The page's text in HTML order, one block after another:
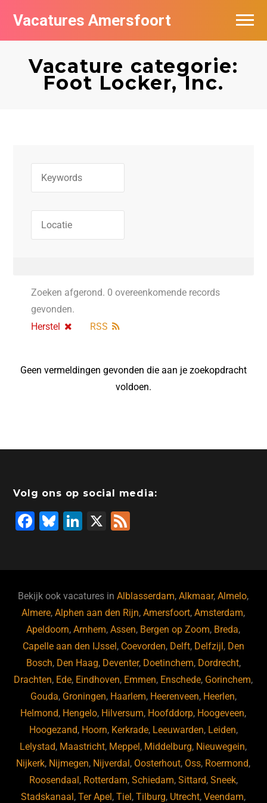
Vacatures Amersfoort
Vacature categorie:
Foot Locker, Inc.
Zoeken afgerond. 0 overeenkomende records
gevonden.
Herstel
RSS
Geen vermeldingen gevonden die aan je zoekopdracht
voldoen.
Volg ons op social media:
F
b
o
o
k
Bl
ky
Li
dI
n
X
Bekijk ook vacatures inAlblasserdam,Alkmaar,Almelo,
Almere,Alphen aan den Rijn,Amersfoort,Amsterdam,
Apeldoorn,Arnhem,Assen, Bergen op Zoom, Breda,
Capelle aan den IJssel , Coevorden, Delft, Delfzijl , Den
Bosch, Den Haag, Deventer, Doetinchem, Dordrecht,
Drachten, Ede, Eindhoven, Emmen, Enschede, Gorinchem,
Gouda, Groningen, Haarlem, Heerenveen, Heerlen,
Helmond, Hengelo, Hilversum, Hoofddorp, Hoogeveen,
Hoogezand, Hoorn, Kerkrade, Leeuwarden, Leiden,
Lelystad, Maastricht, Meppel , Middelburg, Nieuwegein,
Nijkerk, Nijmegen, Nijverdal , Oosterhout, Oss, Roermond,
Roosendaal , Rotterdam, Schiedam, Sittard, Sneek,
Stadskanaal ,Ter Apel ,Tiel ,Tilburg, Utrecht,Veendam,
Vacatures per bedrijf
De populairste vacatures in Amersfoort